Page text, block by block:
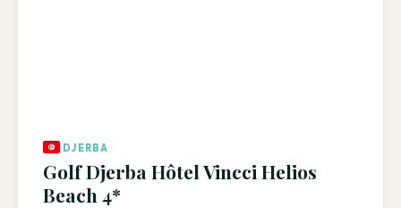
DJERBA
Golf Djerba Hôtel Vincci Helios
Beach 4*